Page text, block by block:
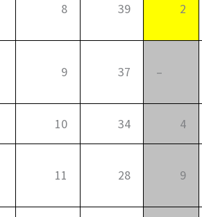
8 39 2
9 37 –
10 34 4
11 28 9